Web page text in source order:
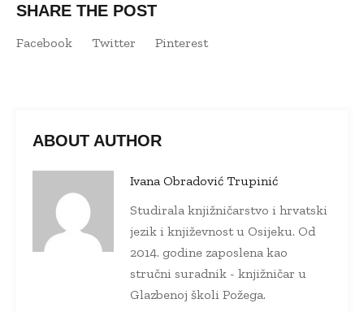
SHARE THE POST
Facebook Twitter Pinterest
ABOUT AUTHOR
Ivana Obradović Trupinić
Studirala knjižničarstvo i hrvatski
jezik i književnost u Osijeku. Od
2014. godine zaposlena kao
stručni suradnik - knjižničar u
Glazbenoj školi Požega.